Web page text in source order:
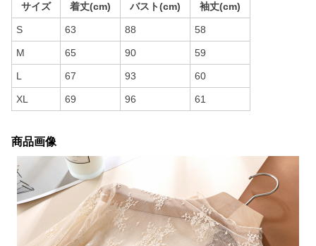
サイズ 着丈(cm) バスト(cm) 袖丈(cm)
S 63 88 58
M 65 90 59
L 67 93 60
XL 69 96 61
商品画像